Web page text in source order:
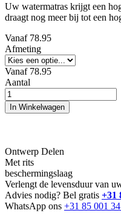
Uw watermatras krijgt een
draagt nog meer bij tot een
Vanaf 78.95
Afmeting
Vanaf 78.95
Aantal
In Winkelwagen
Ontwerp Delen
Met rits
beschermingslaag
Verlengt de levensduur van
Advies nodig? Bel gratis +31
WhatsApp ons +31 85 001